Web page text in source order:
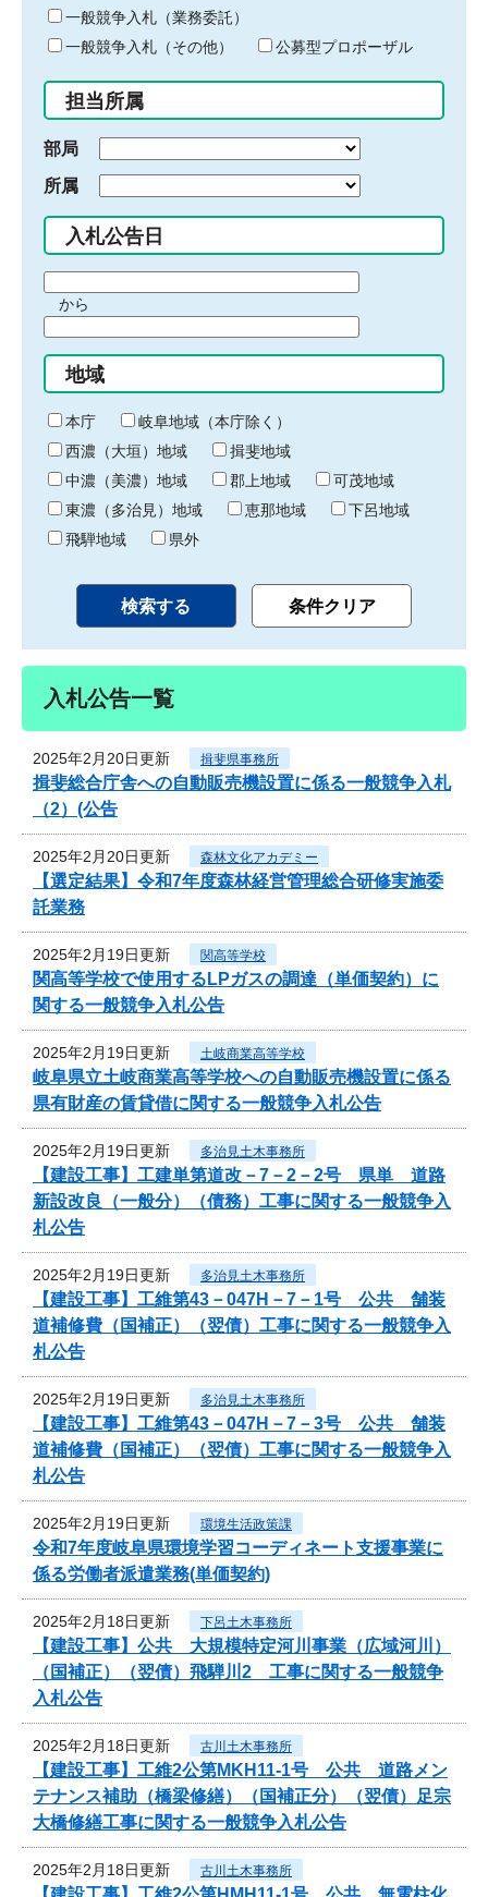
ー
ド
入
力
一般競争入札（業務委託）
一般競争入札（その他）
公募型プロポーザル
担当所属
部局
所属
入札公告日
間
始
り
から
間
終
わ
り
地域
本庁
岐阜地域（本庁除く）
西濃（大垣）地域
揖斐地域
中濃（美濃）地域
郡上地域
可茂地域
東濃（多治見）地域
恵那地域
下呂地域
飛騨地域
県外
入札公告一覧
2025年2月20日更新 揖斐県事務所
揖斐総合庁舎への自動販売機設置に係る一般競争入札
（2）(公告
2025年2月20日更新 森林文化アカデミー
【選定結果】令和7年度森林経営管理総合研修実施委
託業務
2025年2月19日更新 関高等学校
関高等学校で使用するLPガスの調達（単価契約）に
関する一般競争入札公告
2025年2月19日更新 土岐商業高等学校
岐阜県立土岐商業高等学校への自動販売機設置に係る
県有財産の賃貸借に関する一般競争入札公告
2025年2月19日更新 多治見土木事務所
【建設工事】工建単第道改－7－2－2号 県単 道路
新設改良（一般分）（債務）工事に関する一般競争入
札公告
2025年2月19日更新 多治見土木事務所
【建設工事】工維第43－047H－7－1号 公共 舗装
道補修費（国補正）（翌債）工事に関する一般競争入
札公告
2025年2月19日更新 多治見土木事務所
【建設工事】工維第43－047H－7－3号 公共 舗装
道補修費（国補正）（翌債）工事に関する一般競争入
札公告
2025年2月19日更新 環境生活政策課
令和7年度岐阜県環境学習コーディネート支援事業に
係る労働者派遣業務(単価契約)
2025年2月18日更新 下呂土木事務所
【建設工事】公共 大規模特定河川事業（広域河川）
（国補正）（翌債）飛騨川2 工事に関する一般競争
入札公告
2025年2月18日更新 古川土木事務所
【建設工事】工維2公第MKH11-1号 公共 道路メン
テナンス補助（橋梁修繕）（国補正分）（翌債）足宗
大橋修繕工事に関する一般競争入札公告
2025年2月18日更新 古川土木事務所